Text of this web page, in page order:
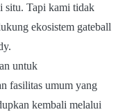
situ. Tapi kami tidak
ekosistem gateball
untuk
fasilitas umum yang
kembali melalui